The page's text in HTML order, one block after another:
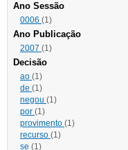
Ano Sessão
0006 (1)
Ano Publicação
2007 (1)
Decisão
ao (1)
de (1)
negou (1)
por (1)
provimento (1)
recurso (1)
se (1)